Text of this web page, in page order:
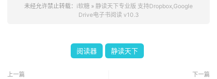
未经允许禁止转载： i软糖 » 静读天下专业版 支持Dropbox,Google
Drive电子书阅读 v10.3
阅读器 静读天下
上一篇 下一篇